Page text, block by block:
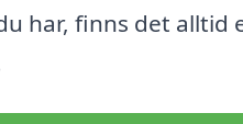
har, finns det